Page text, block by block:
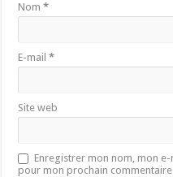
Nom*
E-mail*
Site web
Enregistrer mon nom, mon
pour mon prochain